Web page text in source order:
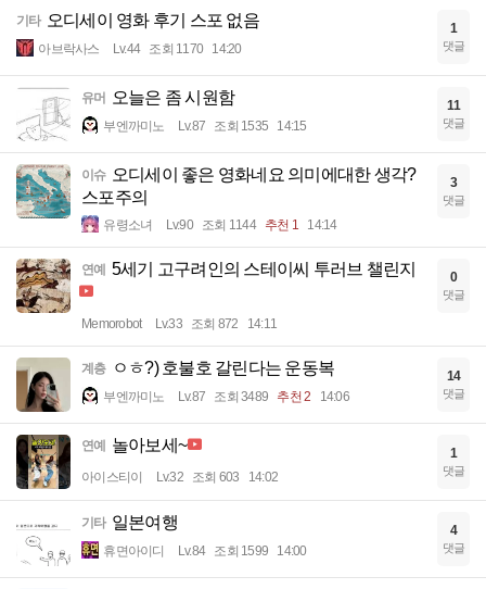
기타 오디세이 영화 후기 스포 없음
아브락사스 Lv.44 조회 1170 14:20
1
댓글
유머 오늘은 좀 시원함
부엔까미노 Lv.87 조회 1535 14:15
11
댓글
이슈 오디세이 좋은 영화네요 의미에대한 생각?
스포주의
유령소녀 Lv.90 조회 1144 추천 1 14:14
3
댓글
연예 5세기 고구려인의 스테이씨 투러브 챌린지
Memorobot Lv.33 조회 872 14:11
0
댓글
계층 ㅇㅎ?) 호불호 갈린다는 운동복
부엔까미노 Lv.87 조회 3489 추천 2 14:06
14
댓글
연예 놀아보세~
아이스티이 Lv.32 조회 603 14:02
1
댓글
기타 일본여행
휴면아이디 Lv.84 조회 1599 14:00
4
댓글